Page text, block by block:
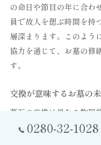
の命日や節目の年に合わ
員で故人を偲ぶ時間を持
層深まります。このよう
協力を通じて、お墓の修
す。
交換が意味するお墓の
墓石の交換は単なる物理
を見据えた重要な決断
を次世代に繋ぐための新
0280-32-1028